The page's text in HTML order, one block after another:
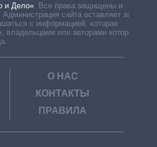
и Дело»
Все права защищены и
сайта оставляет за
с информацией, которая
владельцами или авторами которой
О НАС
КОНТАКТЫ
ПРАВИЛА